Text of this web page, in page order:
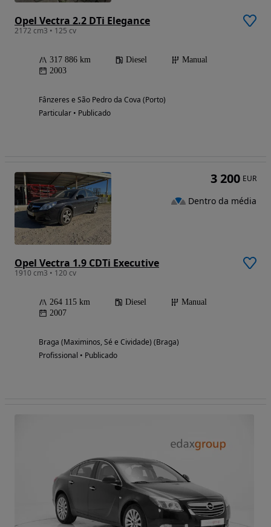
Opel Vectra 2.2 DTi Elegance
2172 cm3 • 125 cv
317 886 km Diesel
Manual
2003
Fânzeres e São Pedro da Cova (Porto)
Particular • Publicado
Opel Vectra 1.9 CDTi Executive
1910 cm3 • 120 cv
264 115 km Diesel
Manual
2007
Braga (Maximinos, Sé e Cividade) (Braga)
Profissional • Publicado
3 200 EUR
Dentro da média